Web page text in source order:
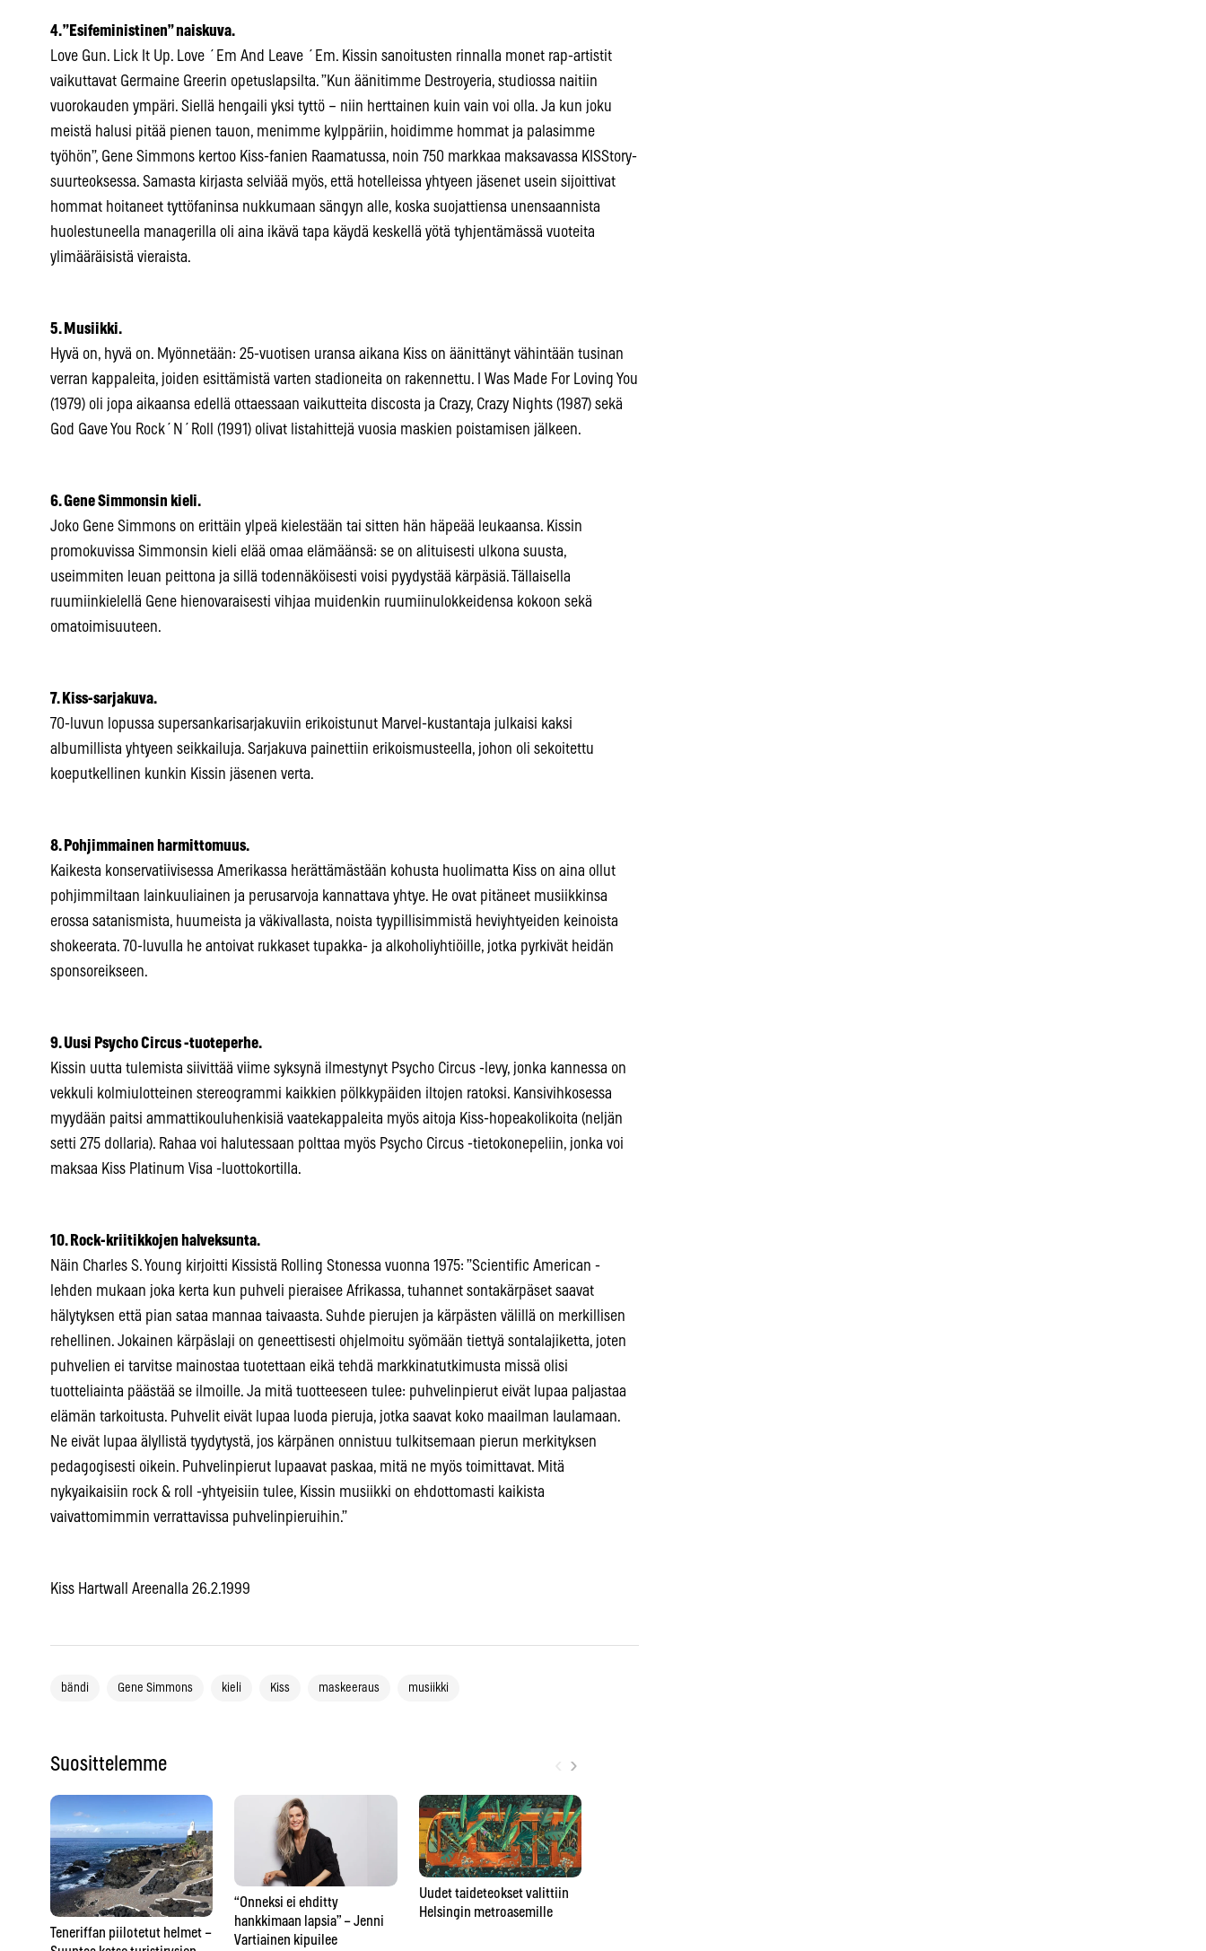
4. ”Esifeministinen” naiskuva.
Love Gun. Lick It Up. Love ´Em And Leave ´Em. Kissin sanoitusten rinnalla monet rap-artistit
vaikuttavat Germaine Greerin opetuslapsilta. ”Kun äänitimme Destroyeria, studiossa naitiin
vuorokauden ympäri. Siellä hengaili yksi tyttö – niin herttainen kuin vain voi olla. Ja kun joku
meistä halusi pitää pienen tauon, menimme kylppäriin, hoidimme hommat ja palasimme
työhön”, Gene Simmons kertoo Kiss-fanien Raamatussa, noin 750 markkaa maksavassa KISStory-
suurteoksessa. Samasta kirjasta selviää myös, että hotelleissa yhtyeen jäsenet usein sijoittivat
hommat hoitaneet tyttöfaninsa nukkumaan sängyn alle, koska suojattiensa unensaannista
huolestuneella managerilla oli aina ikävä tapa käydä keskellä yötä tyhjentämässä vuoteita
ylimääräisistä vieraista.
5. Musiikki.
Hyvä on, hyvä on. Myönnetään: 25-vuotisen uransa aikana Kiss on äänittänyt vähintään tusinan
verran kappaleita, joiden esittämistä varten stadioneita on rakennettu. I Was Made For Loving You
(1979) oli jopa aikaansa edellä ottaessaan vaikutteita discosta ja Crazy, Crazy Nights (1987) sekä
God Gave You Rock´N´Roll (1991) olivat listahittejä vuosia maskien poistamisen jälkeen.
6. Gene Simmonsin kieli.
Joko Gene Simmons on erittäin ylpeä kielestään tai sitten hän häpeää leukaansa. Kissin
promokuvissa Simmonsin kieli elää omaa elämäänsä: se on alituisesti ulkona suusta,
useimmiten leuan peittona ja sillä todennäköisesti voisi pyydystää kärpäsiä. Tällaisella
ruumiinkielellä Gene hienovaraisesti vihjaa muidenkin ruumiinulokkeidensa kokoon sekä
omatoimisuuteen.
7. Kiss-sarjakuva.
70-luvun lopussa supersankarisarjakuviin erikoistunut Marvel-kustantaja julkaisi kaksi
albumillista yhtyeen seikkailuja. Sarjakuva painettiin erikoismusteella, johon oli sekoitettu
koeputkellinen kunkin Kissin jäsenen verta.
8. Pohjimmainen harmittomuus.
Kaikesta konservatiivisessa Amerikassa herättämästään kohusta huolimatta Kiss on aina ollut
pohjimmiltaan lainkuuliainen ja perusarvoja kannattava yhtye. He ovat pitäneet musiikkinsa
erossa satanismista, huumeista ja väkivallasta, noista tyypillisimmistä heviyhtyeiden keinoista
shokeerata. 70-luvulla he antoivat rukkaset tupakka- ja alkoholiyhtiöille, jotka pyrkivät heidän
sponsoreikseen.
9. Uusi Psycho Circus -tuoteperhe.
Kissin uutta tulemista siivittää viime syksynä ilmestynyt Psycho Circus -levy, jonka kannessa on
vekkuli kolmiulotteinen stereogrammi kaikkien pölkkypäiden iltojen ratoksi. Kansivihkosessa
myydään paitsi ammattikouluhenkisiä vaatekappaleita myös aitoja Kiss-hopeakolikoita (neljän
setti 275 dollaria). Rahaa voi halutessaan polttaa myös Psycho Circus -tietokonepeliin, jonka voi
maksaa Kiss Platinum Visa -luottokortilla.
10. Rock-kriitikkojen halveksunta.
Näin Charles S. Young kirjoitti Kissistä Rolling Stonessa vuonna 1975: ”Scientific American -
lehden mukaan joka kerta kun puhveli pieraisee Afrikassa, tuhannet sontakärpäset saavat
hälytyksen että pian sataa mannaa taivaasta. Suhde pierujen ja kärpästen välillä on merkillisen
rehellinen. Jokainen kärpäslaji on geneettisesti ohjelmoitu syömään tiettyä sontalajiketta, joten
puhvelien ei tarvitse mainostaa tuotettaan eikä tehdä markkinatutkimusta missä olisi
tuotteliainta päästää se ilmoille. Ja mitä tuotteeseen tulee: puhvelinpierut eivät lupaa paljastaa
elämän tarkoitusta. Puhvelit eivät lupaa luoda pieruja, jotka saavat koko maailman laulamaan.
Ne eivät lupaa älyllistä tyydytystä, jos kärpänen onnistuu tulkitsemaan pierun merkityksen
pedagogisesti oikein. Puhvelinpierut lupaavat paskaa, mitä ne myös toimittavat. Mitä
nykyaikaisiin rock & roll -yhtyeisiin tulee, Kissin musiikki on ehdottomasti kaikista
vaivattomimmin verrattavissa puhvelinpieruihin.”
Kiss Hartwall Areenalla 26.2.1999
bändi Gene Simmons kieli Kiss maskeeraus musiikki
Suosittelemme ›
Teneriffan piilotetut helmet –
“Onneksi ei ehditty
hankkimaan lapsia” – Jenni
Vartiainen kipuilee
Uudet taideteokset valittiin
Helsingin metroasemille